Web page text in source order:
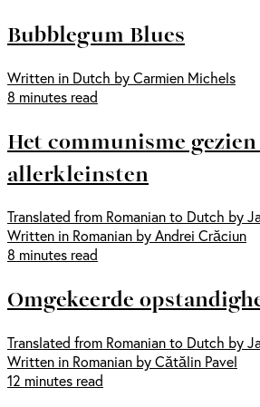
Bubblegum Blues
Written in Dutch by Carmien Michels
8 minutes read
Het communisme
allerkleinsten
Translated from Romanian to Dutch by
Written in Romanian by Andrei Crăciun
8 minutes read
Omgekeerde
Translated from Romanian to Dutch by
Written in Romanian by Cătălin Pavel
12 minutes read